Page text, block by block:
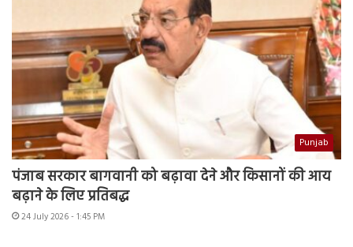
Punjab
पंजाब सरकार बागवानी को बढ़ावा देने और किसानों की आय
बढ़ाने के लिए प्रतिबद्ध
24 July 2026 - 1:45 PM